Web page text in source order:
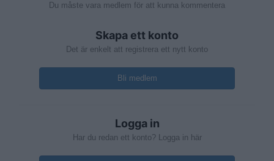
Du måste vara medlem för att kunna kommentera
Skapa ett konto
Det är enkelt att registrera ett nytt konto
Bli medlem
Logga in
Har du redan ett konto? Logga in här